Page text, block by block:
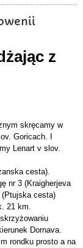
z
skręcamy w
Goricach. I
Lenart v slov.
cesta).
nr 3 (Kraigherjeva
(Ptujska cesta)
21 km.
Dornava.
rondku prosto a na